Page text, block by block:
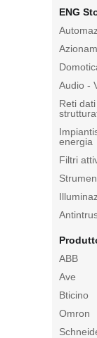
ENG
Audio -
Reti
energia
Filtri
ABB
Ave
Bticino
Omron